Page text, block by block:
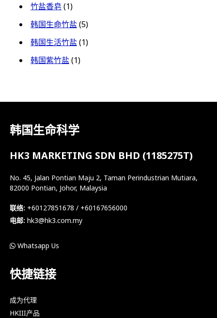
竹盐香皂 (1)
韩国生命竹盐 (5)
韩国生活竹盐 (1)
韩国紫竹盐 (1)
韩国生命科学
HK3 MARKETING SDN BHD (1185275T)
No. 45, Jalan Pontian Maju 2, Taman Perindustrian Mutiara,
82000 Pontian, Johor, Malaysia
联络: +60127851678 / +60167656000
电邮: hk3@hk3.com.my
Whatsapp Us
快捷链接
成为代理
HKIII产品